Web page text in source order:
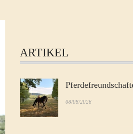
ARTIKEL
08/08/2026